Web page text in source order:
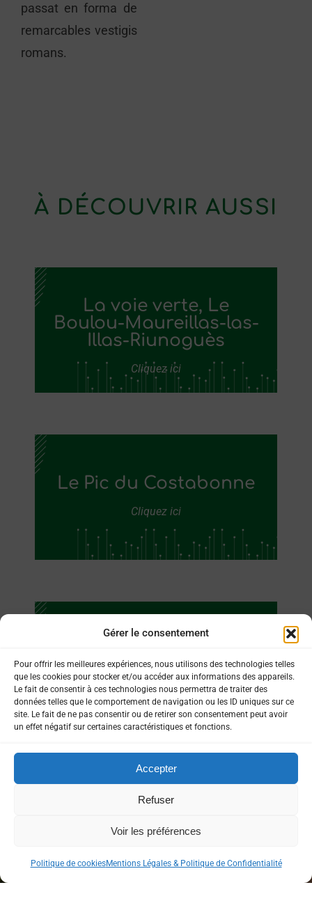
Gérer le consentement
Pour offrir les meilleures expériences, nous utilisons des technologies telles
que les cookies pour stocker et/ou accéder aux informations des appareils.
Le fait de consentir à ces technologies nous permettra de traiter des
données telles que le comportement de navigation ou les ID uniques sur ce
site. Le fait de ne pas consentir ou de retirer son consentement peut avoir
un effet négatif sur certaines caractéristiques et fonctions.
Accepter
Refuser
Voir les préférences
Politique de cookiesMentions Légales & Politique de Confidentialité
passat en forma de
remarcables vestigis
romans.
À DÉCOUVRIR AUSSI
La voie verte, Le
Boulou-Maureillas-las-
Illas-Riunoguès
Cliquez ici
Le Pic du Costabonne
Cliquez ici
Les Lacs de Sain-Jean-
Pla-de-Corts
Cliquez ici
Copyright © 2026 Euro-Séjours &
Marques et modèles déposés